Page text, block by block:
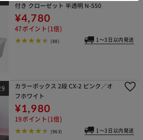
付き クローゼット 半透明 N-550
¥4,780
47ポイント(1倍)
(88) 1～3日以内発送
カラーボックス 2段 CX-2 ピンク／オ
フホワイト
¥1,980
19ポイント(1倍)
(963) 1～3日以内発送